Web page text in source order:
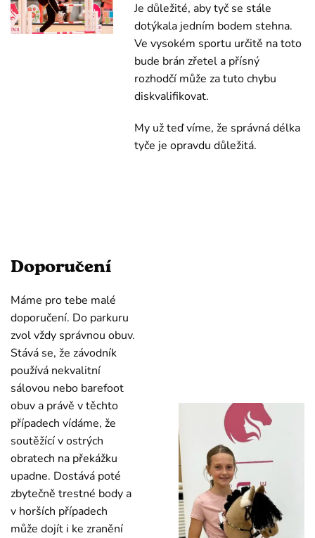
Je důležité, aby tyč se stále
dotýkala jedním bodem stehna.
Ve vysokém sportu určitě na toto
bude brán zřetel a přísný
rozhodčí může za tuto chybu
diskvalifikovat.
My už teď víme, že správná délka
tyče je opravdu důležitá.
Doporučení
Máme pro tebe malé
doporučení. Do parkuru
zvol vždy správnou obuv.
Stává se, že závodník
používá nekvalitní
sálovou nebo barefoot
obuv a právě v těchto
případech vídáme, že
soutěžící v ostrých
obratech na překážku
upadne. Dostává poté
zbytečně trestné body a
v horších případech
může dojít i ke zranění